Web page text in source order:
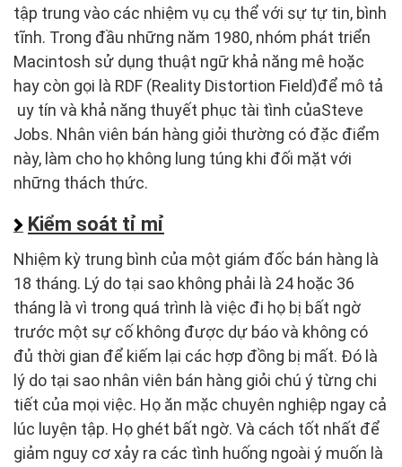
tập trung vào các nhiệm vụ cụ thể với sự tự tin, bình
tĩnh. Trong đầu những năm 1980, nhóm phát triển
Macintosh sử dụng thuật ngữ khả năng mê hoặc
hay còn gọi là RDF (Reality Distortion Field)để mô tả
uy tín và khả năng thuyết phục tài tình củaSteve
Jobs. Nhân viên bán hàng giỏi thường có đặc điểm
này, làm cho họ không lung túng khi đối mặt với
những thách thức.
Kiểm soát tỉ mỉ
Nhiệm kỳ trung bình của một giám đốc bán hàng là
18 tháng. Lý do tại sao không phải là 24 hoặc 36
tháng là vì trong quá trình là việc đi họ bị bất ngờ
trước một sự cố không được dự báo và không có
đủ thời gian để kiếm lại các hợp đồng bị mất. Đó là
lý do tại sao nhân viên bán hàng giỏi chú ý từng chi
tiết của mọi việc. Họ ăn mặc chuyên nghiệp ngay cả
lúc luyện tập. Họ ghét bất ngờ. Và cách tốt nhất để
giảm nguy cơ xảy ra các tình huống ngoài ý muốn là